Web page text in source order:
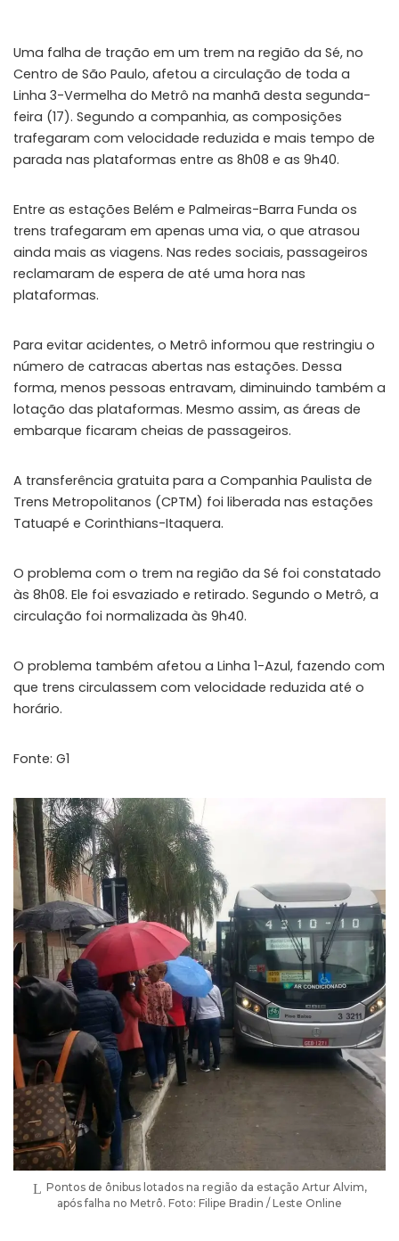
Uma falha de tração em um trem na região da Sé, no
Centro de São Paulo, afetou a circulação de toda a
Linha 3-Vermelha do Metrô na manhã desta segunda-
feira (17). Segundo a companhia, as composições
trafegaram com velocidade reduzida e mais tempo de
parada nas plataformas entre as 8h08 e as 9h40.
Entre as estações Belém e Palmeiras-Barra Funda os
trens trafegaram em apenas uma via, o que atrasou
ainda mais as viagens. Nas redes sociais, passageiros
reclamaram de espera de até uma hora nas
plataformas.
Para evitar acidentes, o Metrô informou que restringiu o
número de catracas abertas nas estações. Dessa
forma, menos pessoas entravam, diminuindo também a
lotação das plataformas. Mesmo assim, as áreas de
embarque ficaram cheias de passageiros.
A transferência gratuita para a Companhia Paulista de
Trens Metropolitanos (CPTM) foi liberada nas estações
Tatuapé e Corinthians-Itaquera.
O problema com o trem na região da Sé foi constatado
às 8h08. Ele foi esvaziado e retirado. Segundo o Metrô, a
circulação foi normalizada às 9h40.
O problema também afetou a Linha 1-Azul, fazendo com
que trens circulassem com velocidade reduzida até o
horário.
Fonte: G1
Pontos de ônibus lotados na região da estação Artur Alvim,
após falha no Metrô. Foto: Filipe Bradin / Leste Online